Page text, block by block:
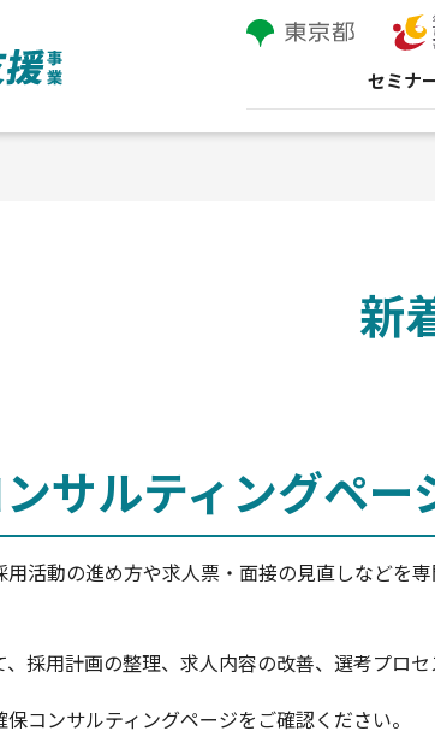
セミナ
新
サルティングペー
活動の進め方や求人票・面接の見直しなどを
採用計画の整理、求人内容の改善、選考プロ
コンサルティングページをご確認ください。